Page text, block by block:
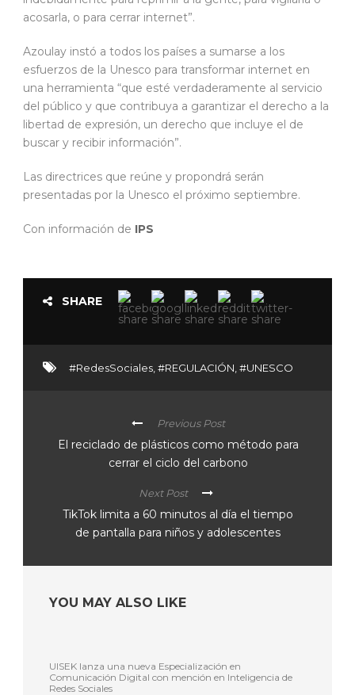
acosarla, o para cerrar internet”.
Azoulay instó a todos los países a sumarse a los
esfuerzos de la Unesco para transformar internet en
una herramienta “que esté verdaderamente al servicio
del público y que contribuya a garantizar el derecho a la
libertad de expresión, un derecho que incluye el de
buscar y recibir información”.
Las directrices que reúne y propondrá serán
presentadas por la Unesco el próximo septiembre.
Con información de IPS
SHARE
#RedesSociales #REGULACIÓN #UNESCO
Previous Post
El reciclado de plásticos como método para
cerrar el ciclo del carbono
Next Post
TikTok limita a 60 minutos al día el tiempo
de pantalla para niños y adolescentes
YOU MAY ALSO LIKE
UISEK lanza una nueva Especialización en
Comunicación Digital con mención en Inteligencia de
Redes Sociales